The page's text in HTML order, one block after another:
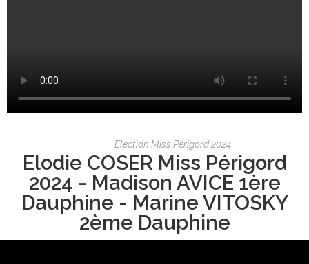
Election Miss Périgord 2024
Elodie COSER Miss Périgord
2024 - Madison AVICE 1ère
Dauphine - Marine VITOSKY
2ème Dauphine